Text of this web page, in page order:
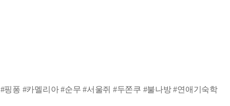
퐁 #카멜리아 #순무 #서울쥐 #두쫀쿠 #불나방 #연애기숙학